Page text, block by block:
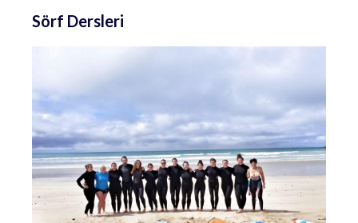
Sörf Dersleri